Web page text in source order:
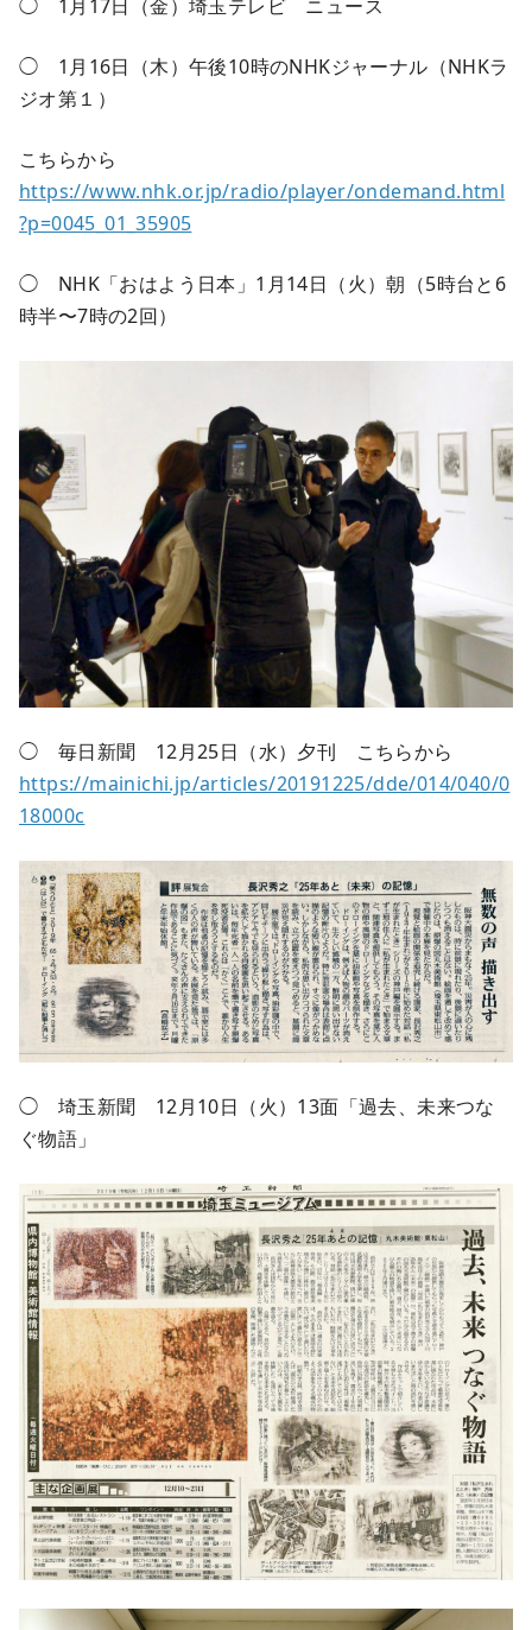
◯ 1月17日（金）埼玉テレビ ニュース
◯ 1月16日（木）午後10時のNHKジャーナル（NHKラ
ジオ第１）
こちらから
https://www.nhk.or.jp/radio/player/ondemand.html
?p=0045_01_35905
◯ NHK「おはよう日本」1月14日（火）朝（5時台と6
時半〜7時の2回）
◯ 毎日新聞 12月25日（水）夕刊 こちらから
https://mainichi.jp/articles/20191225/dde/014/040/0
18000c
◯ 埼玉新聞 12月10日（火）13面「過去、未来つな
ぐ物語」